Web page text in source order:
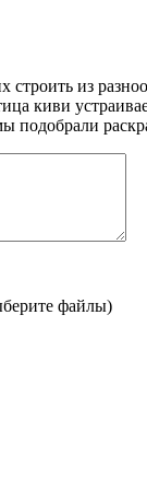
из
киви
файлы)